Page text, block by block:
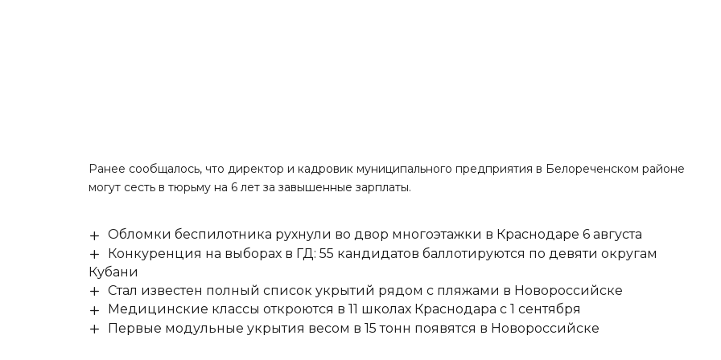
Ранее сообщалось, что директор и кадровик муниципального предприятия в Белореченском районе
могут сесть в тюрьму на 6 лет за завышенные зарплаты.
Обломки беспилотника рухнули во двор многоэтажки в Краснодаре 6 августа
Конкуренция на выборах в ГД: 55 кандидатов баллотируются по девяти округам
Кубани
Стал известен полный список укрытий рядом с пляжами в Новороссийске
Медицинские классы откроются в 11 школах Краснодара с 1 сентября
Первые модульные укрытия весом в 15 тонн появятся в Новороссийске